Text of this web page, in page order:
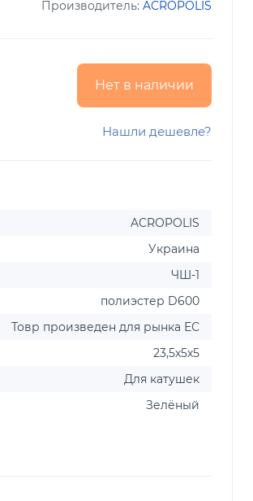
Производитель: ACROPOLIS
Нет в наличии
Нашли дешевле?
ACROPOLIS
Украина
ЧШ-1
полиэстер D600
Товр произведен для рынка ЕС
23,5х5х5
Для катушек
Зелёный